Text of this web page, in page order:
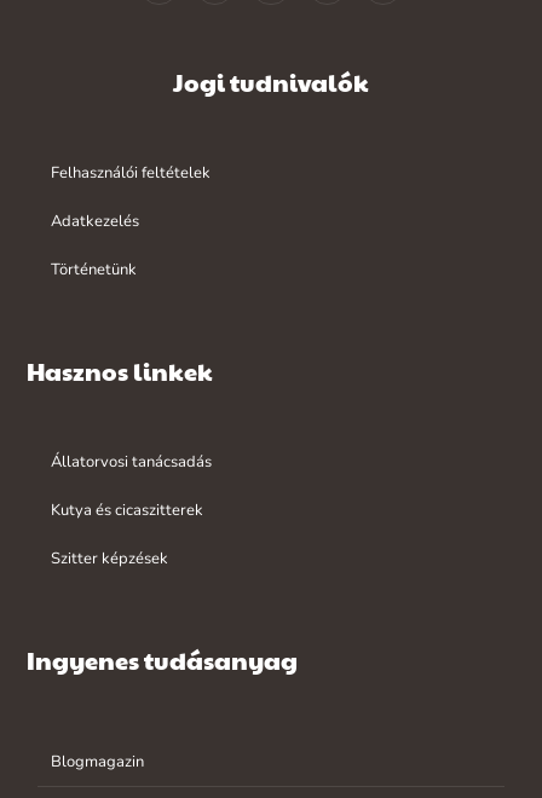
Jogi tudnivalók
Felhasználói feltételek
Adatkezelés
Történetünk
Hasznos linkek
Állatorvosi tanácsadás
Kutya és cicaszitterek
Szitter képzések
Ingyenes tudásanyag
Blogmagazin